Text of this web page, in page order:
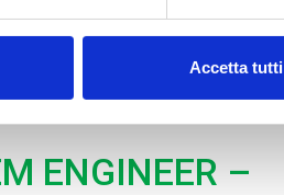
Accetta tutti
ENGINEER –